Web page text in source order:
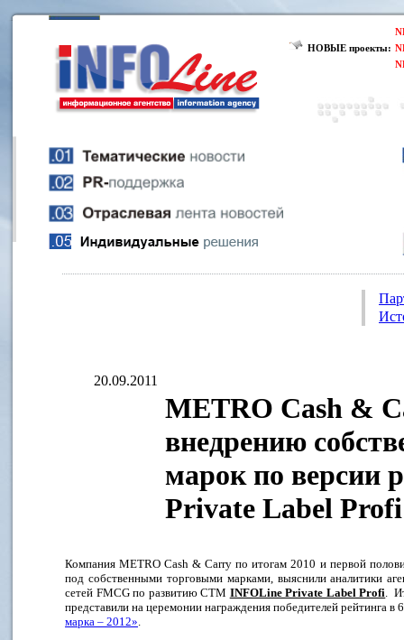
НОВЫЕ проекты:
20.09.2011
METRO Cash &
внедрению
марок по версии
Private Label Profi
Компания METRO Cash & Carry по итогам 2010 и первой
под собственными торговыми марками, выяснили аналитики
сетей FMCG по развитию СТМ INFOLine Private Label Profi.
представили на церемонии награждения победителей рейтинга
марка – 2012».